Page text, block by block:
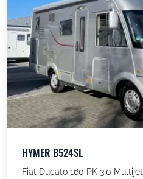
HYMER B524SL
Fiat Ducato 160 PK 3.0 Multijet